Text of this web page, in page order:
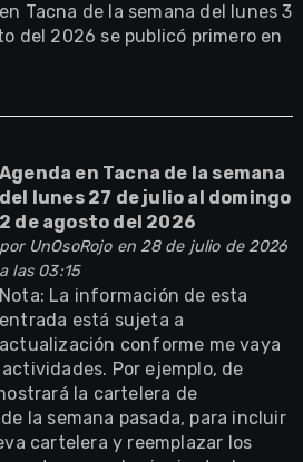
Tacna de la semana del lunes 3
del 2026 se publicó primero en
Agenda en Tacna de la semana
del lunes 27 de julio al domingo
2 de agosto del 2026
por UnOsoRojoen 28 de julio de 2026
a las 03:15
Nota: La información de esta
entrada está sujeta a
actualización conforme me vaya
Por ejemplo, de
la cartelera de
la semana pasada, para incluir
cartelera y reemplazar los